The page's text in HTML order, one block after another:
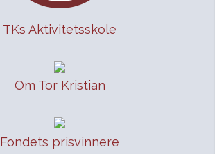
TKs Aktivitetsskole
Om Tor Kristian
Fondets prisvinnere